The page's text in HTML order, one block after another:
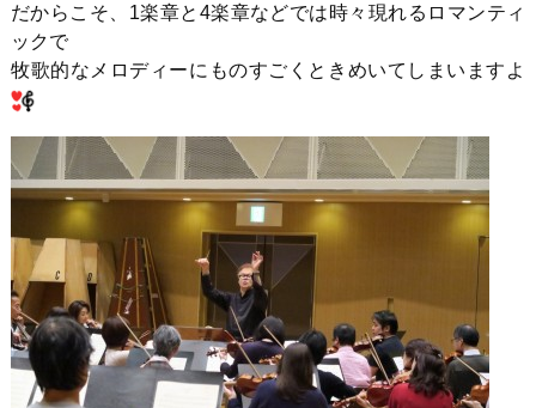
だからこそ、1楽章と4楽章などでは時々現れるロマンティ
ックで
牧歌的なメロディーにものすごくときめいてしまいますよ